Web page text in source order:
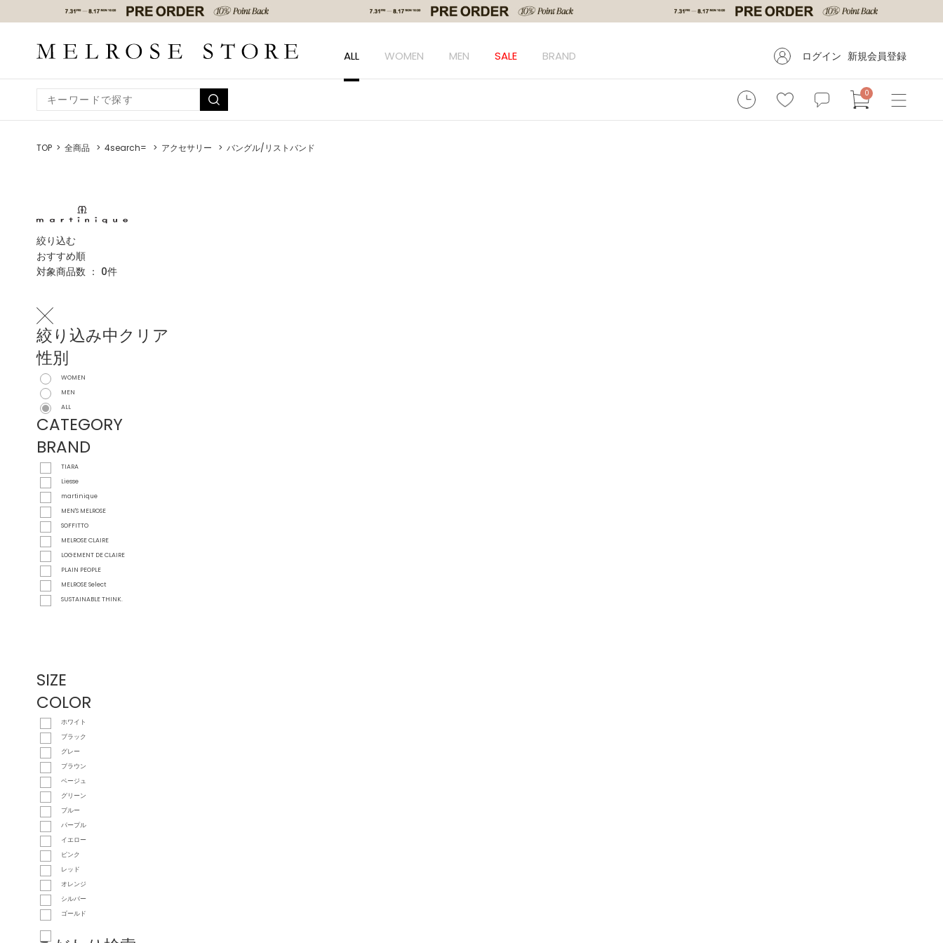
ALL WOMEN MEN SALE BRAND ログイン 新規会員登録
0
TOP 全商品 4search= アクセサリー バングル/リストバンド
絞り込む
おすすめ順
対象商品数 ： 0件
絞り込み中クリア
性別
WOMEN
MEN
ALL
CATEGORY
BRAND
TIARA
Liesse
martinique
MEN'S MELROSE
SOFFITTO
MELROSE CLAIRE
LOGEMENT DE CLAIRE
PLAIN PEOPLE
MELROSE Select
SUSTAINABLE THINK.
SIZE
COLOR
ホワイト
ブラック
グレー
ブラウン
ベージュ
グリーン
ブルー
パープル
イエロー
ピンク
レッド
オレンジ
シルバー
ゴールド